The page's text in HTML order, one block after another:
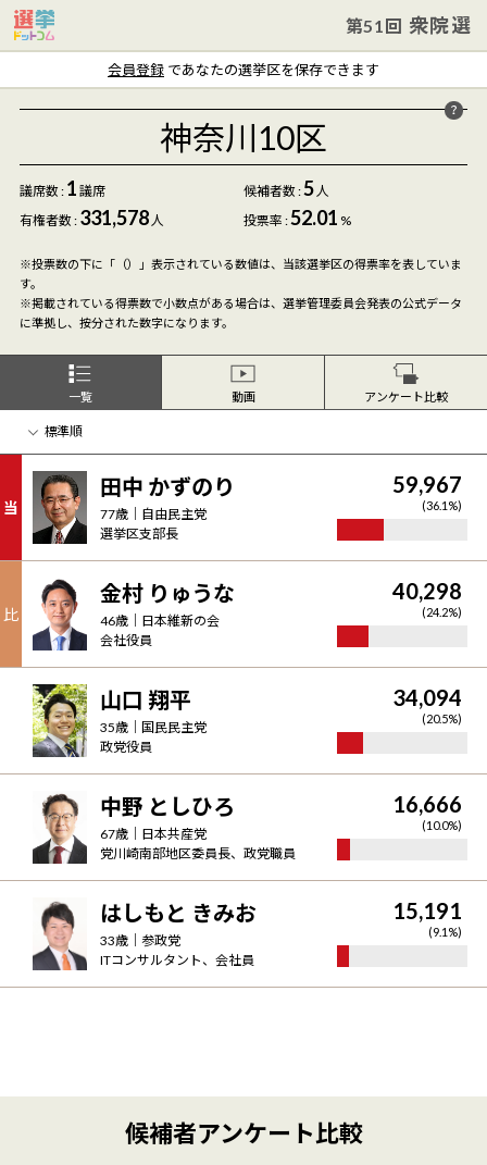
第51回 衆院選
会員登録 であなたの選挙区を保存できます
神奈川10区
議席数 : 1 議席 候補者数:5人
有権者数 : 331,578人 投票率 :52.01 %
※投票数の下に「（）」表示されている数値は、当該選挙区の得票率を表していま
す。
※掲載されている得票数で小数点がある場合は、選挙管理委員会発表の公式データ
に準拠し、按分された数字になります。
一覧 動画 アンケート比較
当
田中 かずのり
77歳｜ 自由民主党
選挙区支部長
59,967
(36.1 %)
比
金村 りゅうな
46歳｜ 日本維新の会
会社役員
40,298
(24.2%)
山口 翔平
35歳｜
国民民主党
政党役員
34,094
(20.5%)
中野 としひろ
67歳｜ 日本共産党
党川崎南部地区委員長、政党職員
16,666
(10.0%)
はしもと きみお
33歳｜ 参政党
ITコンサルタント、会社員
15,191
(9.1 %)
候補者アンケート比較